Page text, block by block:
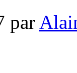
par